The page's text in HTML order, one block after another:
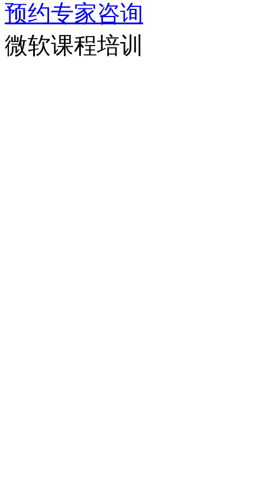
预约专家咨询
微软课程培训